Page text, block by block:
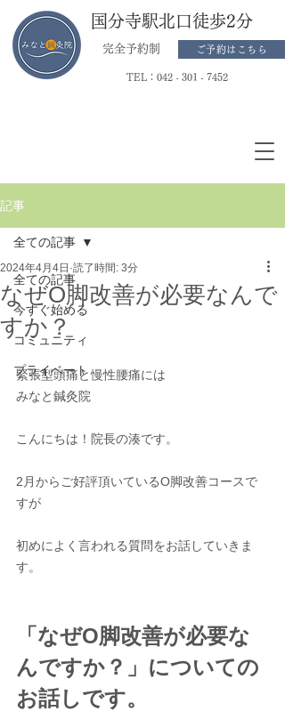
国分寺駅北口徒歩2分
完全予約制 ご予約はこちら
TEL： 042 - 301 - 7452
記事
全ての記事
今すぐ始める
コミュニティ
プライベート
全ての記事
なぜO脚改善が必要なんで
すか？
2024年4月4日 読了時間: 3分
緊張型頭痛と慢性腰痛には
みなと鍼灸院
こんにちは！院長の湊です。
2月からご好評頂いているO脚改善コースで
すが
初めによく言われる質問をお話していきま
す。
「なぜO脚改善が必要な
んですか？」についての
お話しです。